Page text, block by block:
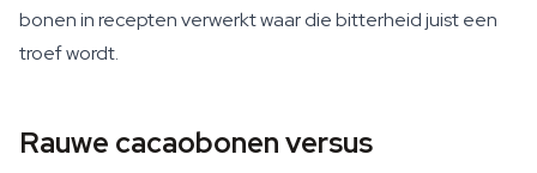
bonen in recepten verwerkt waar die bitterheid juist een
troef wordt.
Rauwe cacaobonen versus